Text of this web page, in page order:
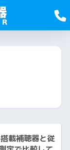
載補聴器と従